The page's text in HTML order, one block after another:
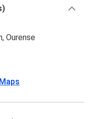
Ourense